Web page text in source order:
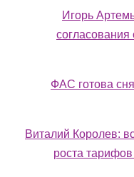
Игорь
ФАС готова
Виталий Королев:
роста